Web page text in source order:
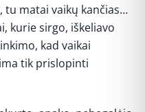
tu matai vaikų kančias…
kurie sirgo, iškeliavo
kad vaikai
tik prislopinti